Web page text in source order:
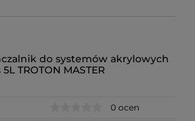
do systemów akrylowych
TROTON MASTER
0 ocen